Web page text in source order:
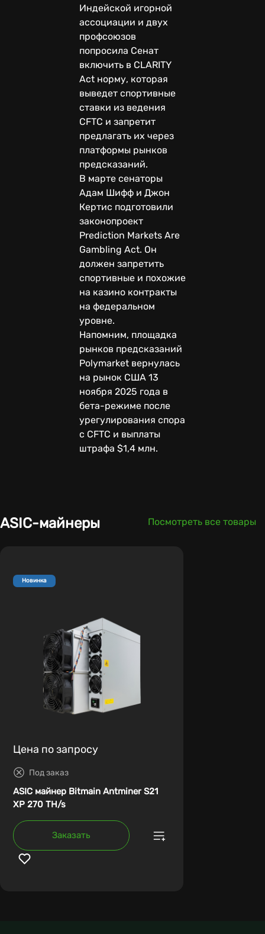
Индейской игорной
ассоциации и двух
профсоюзов
попросила Сенат
включить в CLARITY
Act норму, которая
выведет спортивные
ставки из ведения
CFTC и запретит
предлагать их через
платформы рынков
предсказаний.
В марте сенаторы
Адам Шифф и Джон
Кертис подготовили
законопроект
Prediction Markets Are
Gambling Act. Он
должен запретить
спортивные и похожие
на казино контракты
на федеральном
уровне.
Напомним, площадка
рынков предсказаний
Polymarket вернулась
на рынок США 13
ноября 2025 года в
бета-режиме после
урегулирования спора
с CFTC и выплаты
штрафа $1,4 млн.
ASIC-майнеры Посмотреть все товары
Новинка
Цена по запросу
Под заказ
ASIC майнер Bitmain Antminer S21
XP 270 TH/s
Заказать